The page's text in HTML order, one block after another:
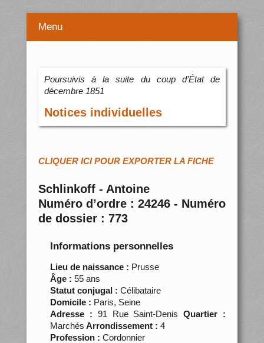
Menu
Poursuivis à la suite du coup d’État de
décembre 1851
Notices individuelles
CLIQUER ICI POUR EXPORTER LA FICHE
Schlinkoff - Antoine
Numéro d’ordre : 24246 - Numéro
de dossier : 773
Informations personnelles
Lieu de naissance : Prusse
Âge : 55 ans
Statut conjugal : Célibataire
Domicile : Paris, Seine
Adresse : 91 Rue Saint-DenisQuartier :
Marchés Arrondissement : 4
Profession : Cordonnier